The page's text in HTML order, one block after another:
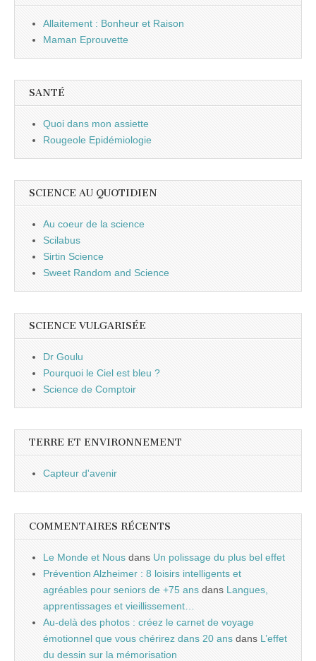
Allaitement : Bonheur et Raison
Maman Eprouvette
SANTÉ
Quoi dans mon assiette
Rougeole Epidémiologie
SCIENCE AU QUOTIDIEN
Au coeur de la science
Scilabus
Sirtin Science
Sweet Random and Science
SCIENCE VULGARISÉE
Dr Goulu
Pourquoi le Ciel est bleu ?
Science de Comptoir
TERRE ET ENVIRONNEMENT
Capteur d'avenir
COMMENTAIRES RÉCENTS
Le Monde et Nous dans Un polissage du plus bel effet
Prévention Alzheimer : 8 loisirs intelligents et
agréables pour seniors de +75 ans dans Langues,
apprentissages et vieillissement…
Au-delà des photos : créez le carnet de voyage
émotionnel que vous chérirez dans 20 ans dans L’effet
du dessin sur la mémorisation